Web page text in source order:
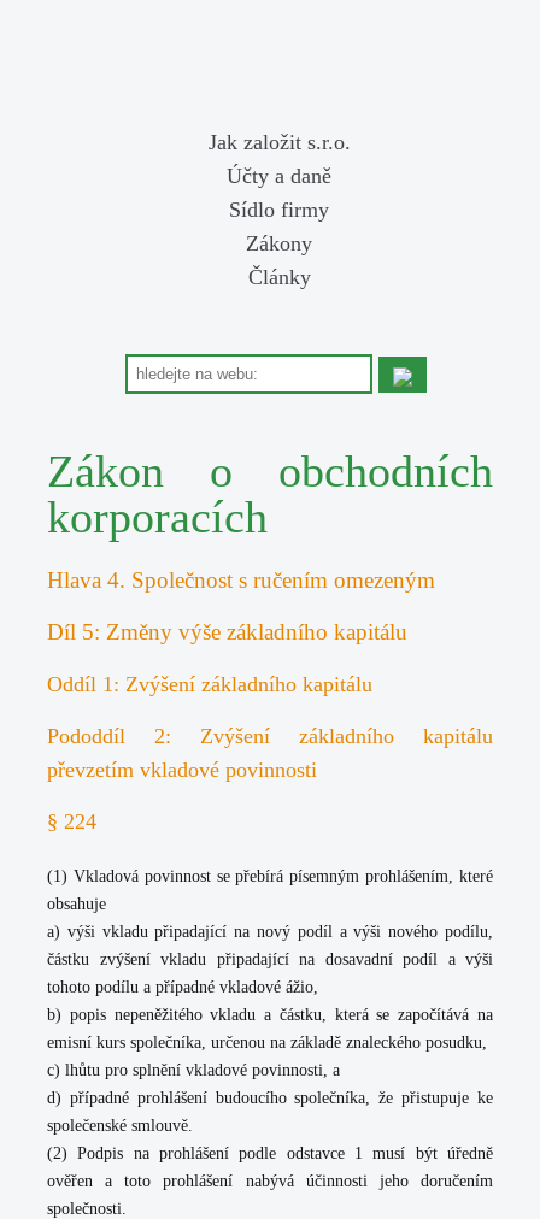
Jak založit s.r.o.
Účty a daně
Sídlo firmy
Zákony
Články
Zákon o obchodních
korporacích
Hlava 4. Společnost s ručením omezeným
Díl 5: Změny výše základního kapitálu
Oddíl 1: Zvýšení základního kapitálu
Pododdíl 2: Zvýšení základního kapitálu
převzetím vkladové povinnosti
§ 224
(1) Vkladová povinnost se přebírá písemným prohlášením, které
obsahuje
a) výši vkladu připadající na nový podíl a výši nového podílu,
částku zvýšení vkladu připadající na dosavadní podíl a výši
tohoto podílu a případné vkladové ážio,
b) popis nepeněžitého vkladu a částku, která se započítává na
emisní kurs společníka, určenou na základě znaleckého posudku,
c) lhůtu pro splnění vkladové povinnosti, a
d) případné prohlášení budoucího společníka, že přistupuje ke
společenské smlouvě.
(2) Podpis na prohlášení podle odstavce 1 musí být úředně
ověřen a toto prohlášení nabývá účinnosti jeho doručením
společnosti.